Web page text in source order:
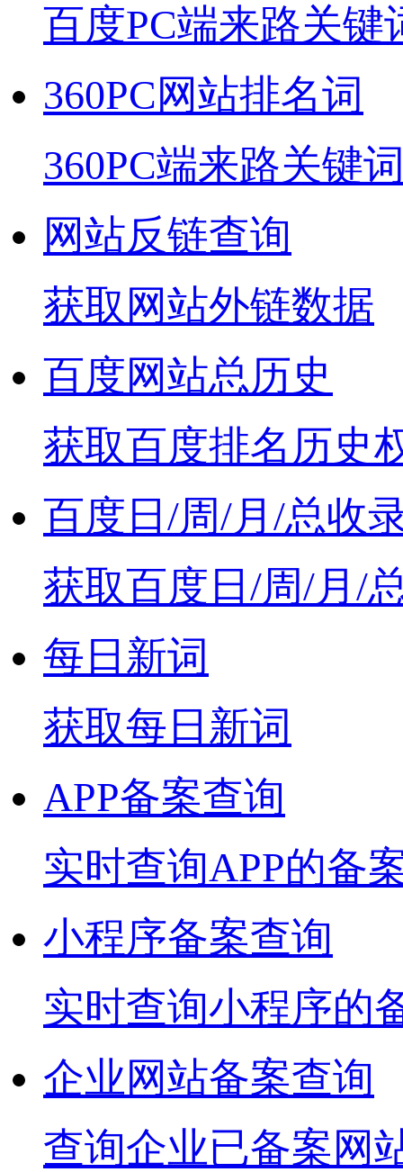
百度PC端来路关键
360PC网站排名词
360PC端来路关键
网站反链查询
获取网站外链数据
百度网站总历史
获取百度排名历史
百度日/周/月/总收
获取百度日/周/月/
每日新词
获取每日新词
APP备案查询
实时查询APP的备
小程序备案查询
实时查询小程序的
企业网站备案查询
查询企业已备案网